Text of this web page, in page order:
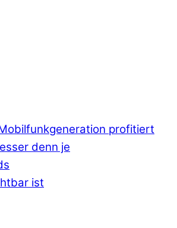
profitiert
denn je
ist